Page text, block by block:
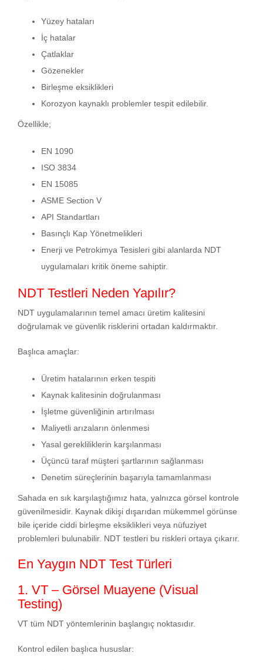
Yüzey hataları
İç hatalar
Çatlaklar
Gözenekler
Birleşme eksiklikleri
Korozyon kaynaklı problemler tespit edilebilir.
Özellikle;
EN 1090
ISO 3834
EN 15085
ASME Section V
API Standartları
Basınçlı Kap Yönetmelikleri
Enerji ve Petrokimya Tesisleri gibi alanlarda NDT
uygulamaları kritik öneme sahiptir.
NDT Testleri Neden Yapılır?
NDT uygulamalarının temel amacı üretim kalitesini
doğrulamak ve güvenlik risklerini ortadan kaldırmaktır.
Başlıca amaçlar:
Üretim hatalarının erken tespiti
Kaynak kalitesinin doğrulanması
İşletme güvenliğinin artırılması
Maliyetli arızaların önlenmesi
Yasal gerekliliklerin karşılanması
Üçüncü taraf müşteri şartlarının sağlanması
Denetim süreçlerinin başarıyla tamamlanması
Sahada en sık karşılaştığımız hata, yalnızca görsel kontrole
güvenilmesidir. Kaynak dikişi dışarıdan mükemmel görünse
bile içeride ciddi birleşme eksiklikleri veya nüfuziyet
problemleri bulunabilir. NDT testleri bu riskleri ortaya çıkarır.
En Yaygın NDT Test Türleri
1. VT – Görsel Muayene (Visual
Testing)
VT tüm NDT yöntemlerinin başlangıç noktasıdır.
Kontrol edilen başlıca hususlar: